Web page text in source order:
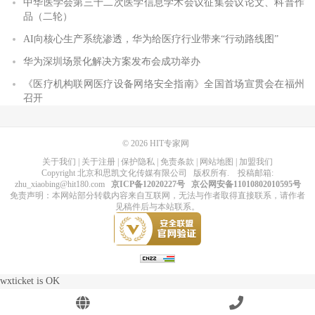
中华医学会第三十二次医学信息学术会议征集会议论文、科普作
品（二轮）
AI向核心生产系统渗透，华为给医疗行业带来“行动路线图”
华为深圳场景化解决方案发布会成功举办
《医疗机构联网医疗设备网络安全指南》全国首场宣贯会在福州
召开
© 2026 HIT专家网
关于我们 | 关于注册 | 保护隐私 | 免责条款 | 网站地图 | 加盟我们
Copyright 北京和思凯文化传媒有限公司 版权所有 . 投稿邮箱:
zhu_xiaobing@hit180.com
京ICP备12020227号
京公网安备11010802010595号
免责声明：本网站部分转载内容来自互联网，无法与作者取得直接联系，请作者
见稿件后与本站联系。
wxticket is OK